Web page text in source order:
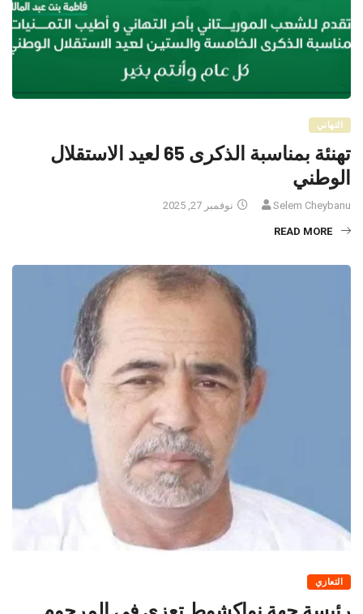
التهاني
تهنئة بمناسبة الذكرى 65 لعيد الاستقلال
الوطني
Selem Cheybanu نوفمبر 27, 2025
READ MORE
التعازي